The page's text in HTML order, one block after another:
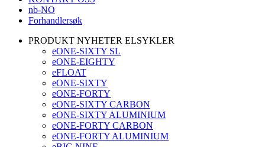
nb-NO
Forhandlersøk
PRODUKT NYHETER ELSYKLER
eONE-SIXTY SL
eONE-EIGHTY
eFLOAT
eONE-SIXTY
eONE-FORTY
eONE-SIXTY CARBON
eONE-SIXTY ALUMINIUM
eONE-FORTY CARBON
eONE-FORTY ALUMINIUM